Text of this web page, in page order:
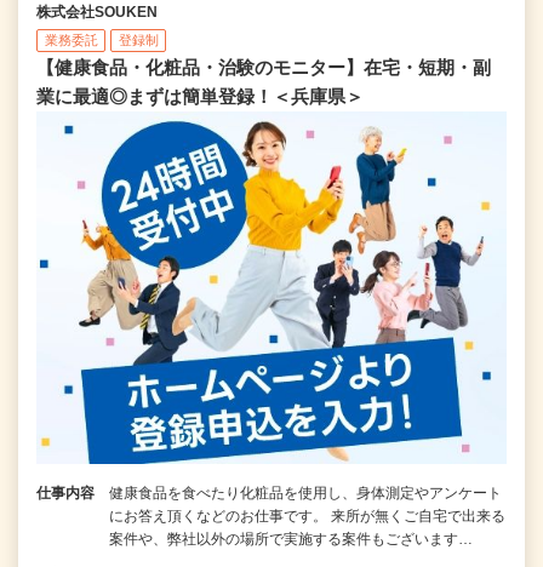
株式会社SOUKEN
業務委託 登録制
【健康食品・化粧品・治験のモニター】在宅・短期・副
業に最適◎まずは簡単登録！＜兵庫県＞
仕事内容
健康食品を食べたり化粧品を使用し、身体測定やアンケート
にお答え頂くなどのお仕事です。 来所が無くご自宅で出来る
案件や、弊社以外の場所で実施する案件もございます…